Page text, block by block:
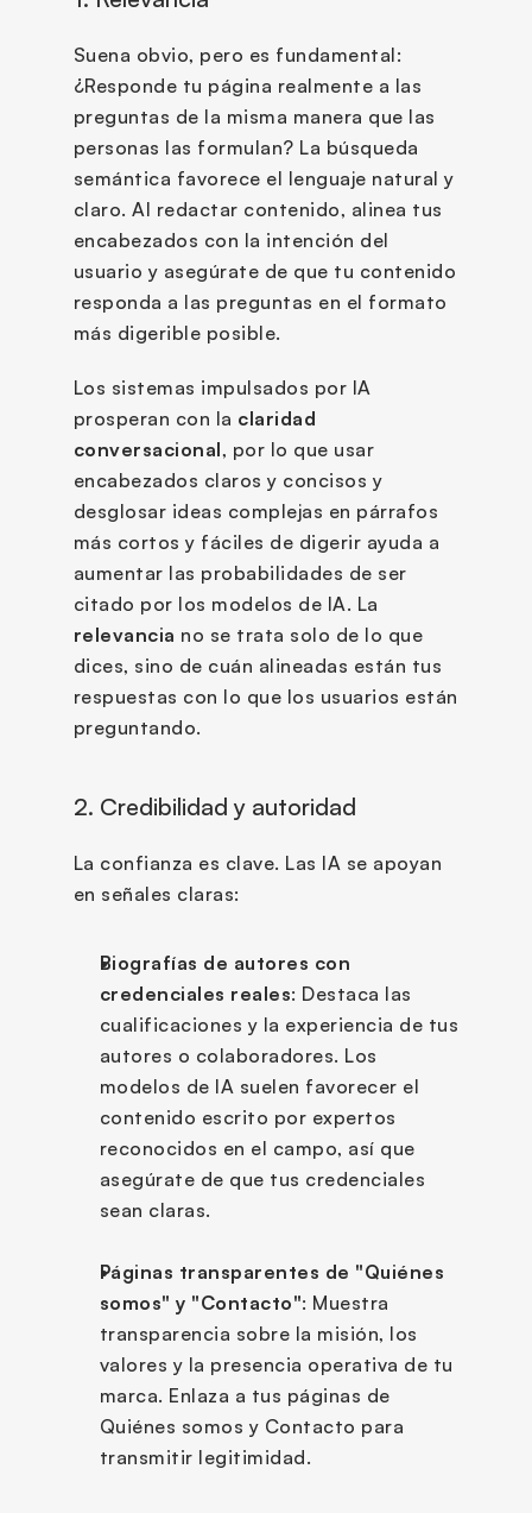
Suena obvio, pero es fundamental:
¿Responde tu página realmente a las
preguntas de la misma manera que las
personas las formulan? La búsqueda
semántica favorece el lenguaje natural y
claro. Al redactar contenido, alinea tus
encabezados con la intención del
usuario y asegúrate de que tu contenido
responda a las preguntas en el formato
más digerible posible.
Los sistemas impulsados por IA
prosperan con la claridad
conversacional, por lo que usar
encabezados claros y concisos y
desglosar ideas complejas en párrafos
más cortos y fáciles de digerir ayuda a
aumentar las probabilidades de ser
relevancia no se trata solo de lo que
dices, sino de cuán alineadas están tus
respuestas con lo que los usuarios están
preguntando.
2. Credibilidad y autoridad
La confianza es clave. Las IA se apoyan
en señales claras:
Biografías de autores con
credenciales reales: Destaca las
cualificaciones y la experiencia de tus
autores o colaboradores. Los
modelos de IA suelen favorecer el
contenido escrito por expertos
reconocidos en el campo, así que
asegúrate de que tus credenciales
sean claras.
Páginas transparentes de "Quiénes
somos" y "Contacto": Muestra
transparencia sobre la misión, los
valores y la presencia operativa de tu
marca. Enlaza a tus páginas de
Quiénes somos y Contacto para
transmitir legitimidad.